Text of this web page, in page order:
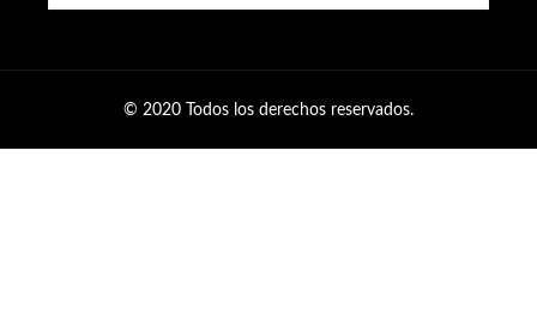
© 2020 Todos los derechos reservados.